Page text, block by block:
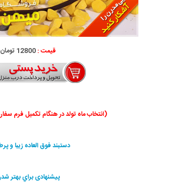
قیمت :12800 تومان
(انتخاب ماه تولد در هنگام تکمیل فرم
دستبند فوق العاده زيبا و
پيشنهادی براي بهتر